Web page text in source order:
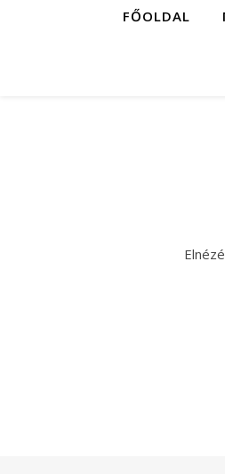
FŐOLDAL